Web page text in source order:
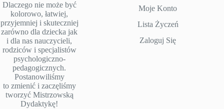
Dlaczego nie może być
kolorowo, łatwiej,
przyjemniej i skuteczniej
zarówno dla dziecka jak
i dla nas nauczycieli,
rodziców i specjalistów
psychologiczno-
pedagogicznych.
Postanowiliśmy
to zmienić i zaczęliśmy
tworzyć Mistrzowską
Dydaktykę!
Moje Konto
Lista Życzeń
Zaloguj Się